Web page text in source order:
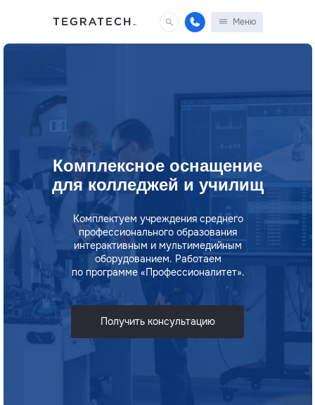
Меню
Получить консультацию
Комплексное оснащение
для колледжей и училищ
Комплектуем учреждения среднего
профессионального образования
интерактивным и мультимедийным
оборудованием. Работаем
по программе «Профессионалитет».